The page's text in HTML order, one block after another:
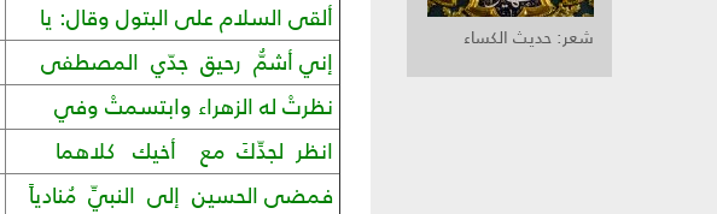
شعر: حديث الكساء
ألقى السلام على البتول وقال: يا
إني أشمُّ رحيق جدّي المصطفى
نظرتْ له الزهراء وابتسمتْ وفي
انظر لجدِّكَ مع أخيك كلاهما
فمضى الحسين إلى النبيِّ مُنادياً